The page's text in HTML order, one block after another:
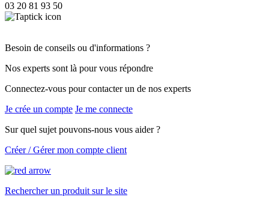
03 20 81 93 50
Besoin de conseils ou d'informations ?
Nos experts sont là pour vous répondre
Connectez-vous pour contacter un de nos experts
Je crée un compte Je me connecte
Sur quel sujet pouvons-nous vous aider ?
Créer / Gérer mon compte client
Rechercher un produit sur le site